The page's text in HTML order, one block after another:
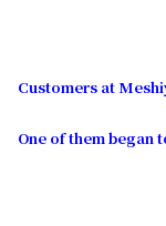
Customers at
One of them began